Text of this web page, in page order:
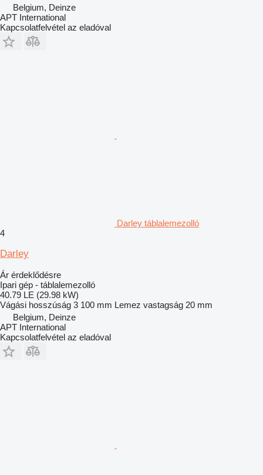
Belgium, Deinze
APT International
Kapcsolatfelvétel az eladóval
Darley táblalemezolló
4
Darley
Ár érdeklődésre
Ipari gép - táblalemezolló
40.79 LE (29.98 kW)
Vágási hosszúság 3 100 mm Lemez vastagság 20 mm
Belgium, Deinze
APT International
Kapcsolatfelvétel az eladóval